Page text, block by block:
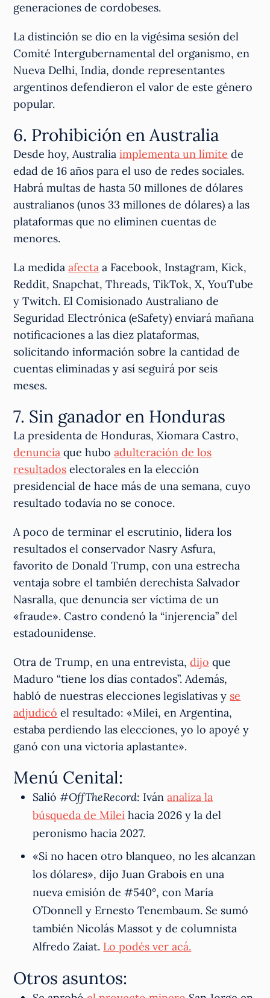
generaciones de cordobeses.
La distinción se dio en la vigésima sesión del
Comité Intergubernamental del organismo, en
Nueva Delhi, India, donde representantes
argentinos defendieron el valor de este género
popular.
6. Prohibición en Australia
Desde hoy, Australiaimplementa un límite de
edad de 16 años para el uso de redes sociales.
Habrá multas de hasta 50 millones de dólares
australianos (unos 33 millones de dólares) a las
plataformas que no eliminen cuentas de
menores.
La medidaafecta a Facebook, Instagram, Kick,
Reddit, Snapchat, Threads, TikTok, X, YouTube
y Twitch. El Comisionado Australiano de
Seguridad Electrónica (eSafety) enviará mañana
notificaciones a las diez plataformas,
solicitando información sobre la cantidad de
cuentas eliminadas y así seguirá por seis
meses.
7. Sin ganador en Honduras
La presidenta de Honduras, Xiomara Castro,
denuncia que huboadulteración de los
resultados electorales en la elección
presidencial de hace más de una semana, cuyo
resultado todavía no se conoce.
A poco de terminar el escrutinio, lidera los
resultados el conservador Nasry Asfura,
favorito de Donald Trump, con una estrecha
ventaja sobre el también derechista Salvador
Nasralla, que denuncia ser víctima de un
«fraude». Castro condenó la “injerencia” del
estadounidense.
Otra de Trump, en una entrevista,dijo que
Maduro “tiene los días contados”. Además,
habló de nuestras elecciones legislativas y se
adjudicó el resultado: «Milei, en Argentina,
estaba perdiendo las elecciones, yo lo apoyé y
ganó con una victoria aplastante».
Menú Cenital:
Salió #OffTheRecord: Ivánanaliza la
búsqueda de Milei hacia 2026 y la del
peronismo hacia 2027.
«Si no hacen otro blanqueo, no les alcanzan
los dólares», dijo Juan Grabois en una
nueva emisión de #540°, con María
O’Donnell y Ernesto Tenembaum. Se sumó
también Nicolás Massot y de columnista
Alfredo Zaiat. Lo podés ver acá.
Otros asuntos: